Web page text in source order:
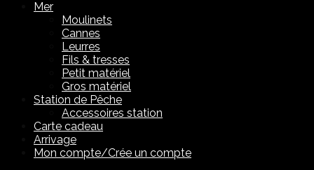
Mer
Moulinets
Cannes
Leurres
Fils & tresses
Petit matériel
Gros matériel
Station de Pêche
Accessoires station
Carte cadeau
Arrivage
Mon compte/Crée un compte